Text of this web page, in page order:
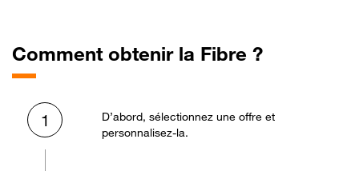
Comment obtenir la Fibre ?
1
D’abord, sélectionnez une offre et
personnalisez-la.